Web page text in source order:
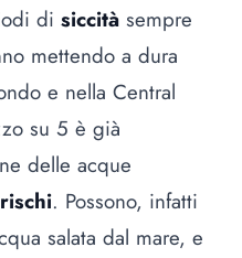
di siccità sempre
mettendo a dura
e nella Central
su 5 è già
delle acque
rischi. Possono, infatti
salata dal mare, e